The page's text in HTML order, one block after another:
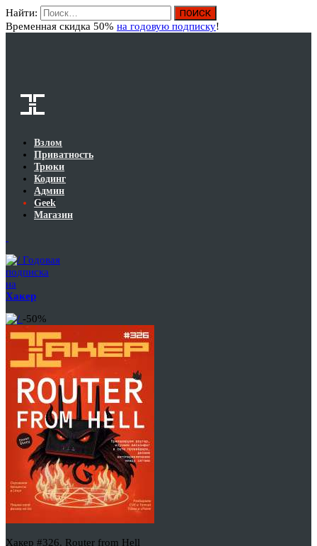
Найти:
Временная скидка 50% на годовую подписку!
Взлом
Приватность
Трюки
Кодинг
Админ
Geek
Магазин
Годовая
подписка
на
Хакер
-50%
Хакер #326. Router from Hell